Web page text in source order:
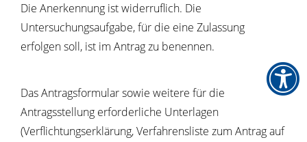
Die Anerkennung ist widerruflich. Die
Untersuchungsaufgabe, für die eine Zulassung
erfolgen soll, ist im Antrag zu benennen.
Das Antragsformular sowie weitere für die
Antragsstellung erforderliche Unterlagen
(Verflichtungserklärung, Verfahrensliste zum Antrag auf